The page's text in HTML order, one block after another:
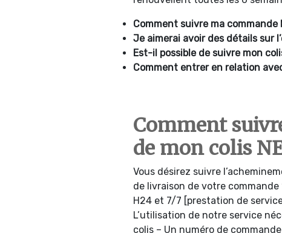
Comment suivre ma commande
Je aimerai avoir des détails sur
Est-il possible de suivre mon
Comment entrer en relation
Comment
de mon colis
Vous désirez suivre
de livraison de votre
H24 et 7/7 [prestation de
L’utilisation de notre service
colis – Un numéro de